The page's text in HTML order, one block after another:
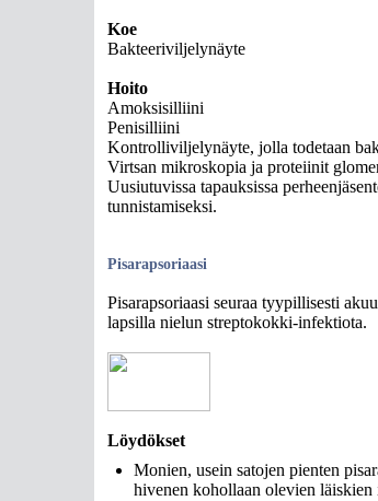
Koe
Bakteeriviljelynäyte
Hoito
Amoksisilliini
Penisilliini
Kontrolliviljelynäyte, jolla todetaan
Virtsan mikroskopia ja proteiinit
Uusiutuvissa tapauksissa
tunnistamiseksi.
Pisarapsoriaasi
Pisarapsoriaasi seuraa tyypillisesti
lapsilla nielun streptokokki-infektiota.
Löydökset
Monien, usein satojen pienten
hivenen kohollaan olevien läiskien